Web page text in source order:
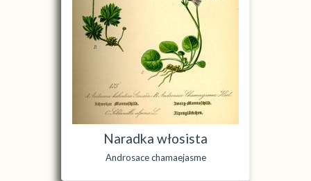
Naradka włosista
Androsace chamaejasme